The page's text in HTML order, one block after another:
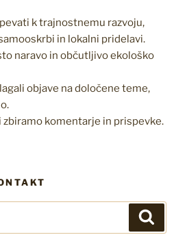
k trajnostnemu razvoju,
in lokalni pridelavi.
naravo in občutljivo ekološko
objave na določene teme,
zbiramo komentarje in prispevke.